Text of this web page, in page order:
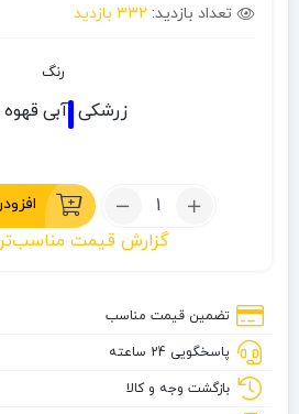
تعداد بازدید: 332 بازدید
رنگ
زرشکی آبی
تعداد:
اورست
متر
گزارش قیمت مناسب‌تر
تضمین قیمت مناسب
پاسخگویی 24 ساعته
بازگشت وجه و کالا